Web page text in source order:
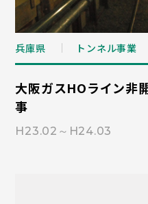
兵庫県 トンネル事業
大阪ガスHOライン非
事
H23.02～H24.03